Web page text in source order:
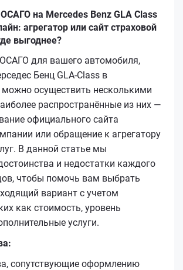
на Mercedes Benz GLA Class
агрегатор или сайт страховой
выгоднее?
для вашего автомобиля,
Бенц GLA-Class в
можно осуществить несколькими
распространённые из них —
официального сайта
или обращение к агрегатору
В данной статье мы
и недостатки каждого
чтобы помочь вам выбрать
вариант с учетом
как стоимость, уровень
услуги.
сопутствующие оформлению